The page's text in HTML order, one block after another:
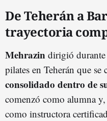
De Teherán a
trayectoria
Mehrazin dirigió
pilates en Teherán que
consolidado dentro de
comenzó como alumna
como instructora